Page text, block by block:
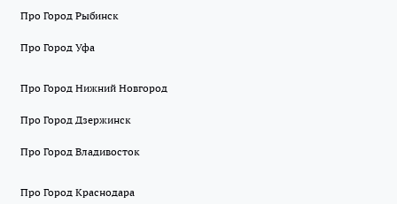
Про Город Рыбинск
Про Город Уфа
Про Город Нижний Новгород
Про Город Дзержинск
Про Город Владивосток
Про Город Краснодара